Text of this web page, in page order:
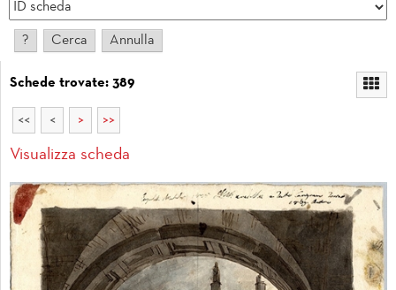
Schede trovate: 389
<< < > >>
Visualizza scheda